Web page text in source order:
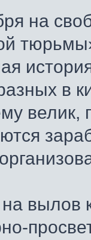
на
в
велик,
вылов